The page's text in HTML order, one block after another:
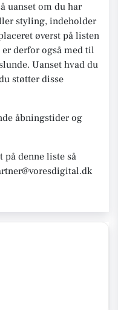
uanset om du har
styling, indeholder
øverst på listen
er derfor også med til
Uanset hvad du
støtter disse
åbningstider og
på denne liste så